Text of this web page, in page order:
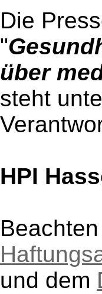
Die
"
über
steht
HPI
und dem